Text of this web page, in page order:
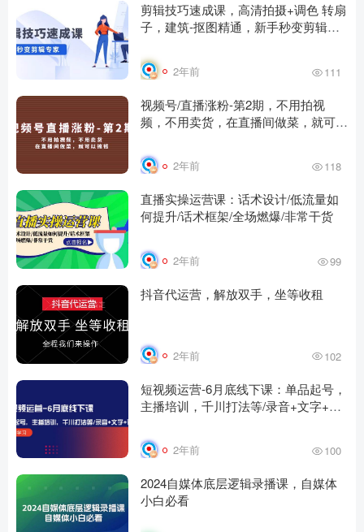
剪辑技巧速成课，高清拍摄+调色 转扇
子，建筑-抠图精通，新手秒变剪辑专
2年前 111
视频号/直播涨粉-第2期，不用拍视
频，不用卖货，在直播间做菜，就可以
2年前 118
直播实操运营课：话术设计/低流量如
何提升/话术框架/全场燃爆/非常干货
2年前 99
抖音代运营，解放双手，坐等收租
2年前 102
短视频运营-6月底线下课：单品起号，
主播培训，千川打法等/录音+文字+课
2年前 100
2024自媒体底层逻辑录播课，自媒体
小白必看